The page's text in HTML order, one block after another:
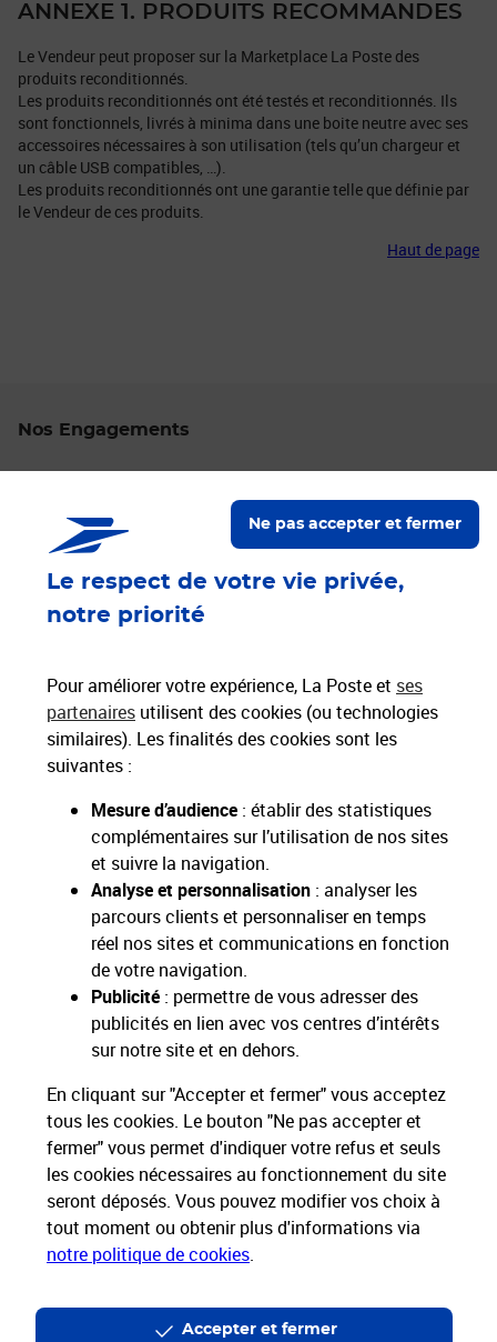
Le respect de votre vie privée,
notre priorité
Pour améliorer votre expérience, La Poste et ses
partenaires utilisent des cookies (ou technologies
similaires). Les finalités des cookies sont les
suivantes :
Mesure d’audience : établir des statistiques
complémentaires sur l’utilisation de nos sites
et suivre la navigation.
Analyse et personnalisation : analyser les
parcours clients et personnaliser en temps
réel nos sites et communications en fonction
de votre navigation.
Publicité : permettre de vous adresser des
publicités en lien avec vos centres d’intérêts
sur notre site et en dehors.
En cliquant sur "Accepter et fermer" vous acceptez
tous les cookies. Le bouton "Ne pas accepter et
fermer" vous permet d'indiquer votre refus et seuls
les cookies nécessaires au fonctionnement du site
seront déposés. Vous pouvez modifier vos choix à
tout moment ou obtenir plus d'informations via
notre politique de cookies.
Ne pas accepter et fermer
Accepter et fermer
ANNEXE 1. PRODUITS RECOMMANDES
Le Vendeur peut proposer sur la Marketplace La Poste des
produits reconditionnés.
Les produits reconditionnés ont été testés et reconditionnés. Ils
sont fonctionnels, livrés à minima dans une boite neutre avec ses
accessoires nécessaires à son utilisation (tels qu’un chargeur et
un câble USB compatibles, …).
Les produits reconditionnés ont une garantie telle que définie par
le Vendeur de ces produits.
Haut de page
Nos Engagements
Localiser un bureau de poste
Paiements 100% sécurisés
Hors livres et hors produits marketplace
Nos engagements
sociétaux et environnementaux
Applications La Poste
Restons connectés
Nos Services
Nos Produits
La Poste vous accompagne
La Poste recrute